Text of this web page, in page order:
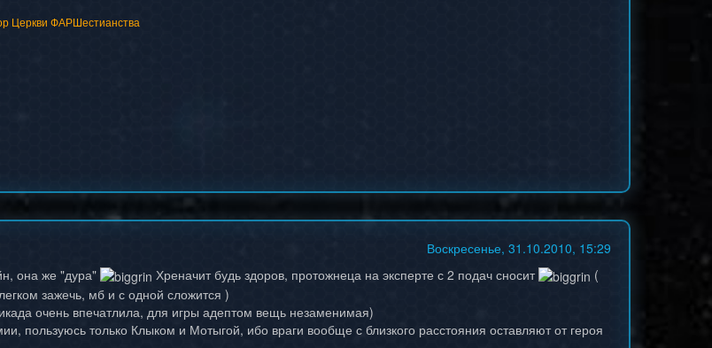
Церкви ФАРШестианства
Воскресенье, 31.10.2010, 15:29
она же "дура"
Хреначит будь здоров, протожнеца на эксперте с 2 подач сносит
(
зажечь, мб и с одной сложится )
очень впечатлила, для игры адептом вещь незаменимая)
пользуюсь только Клыком и Мотыгой, ибо враги вообще с близкого расстояния оставляют от героя